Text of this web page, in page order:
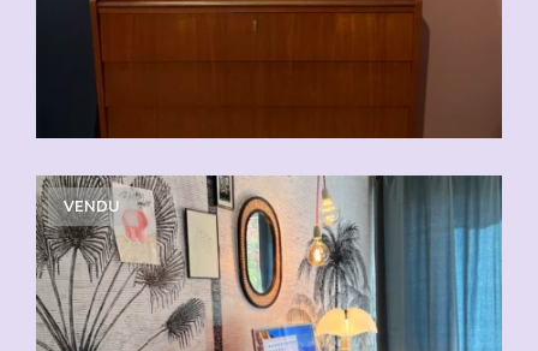
VENDU